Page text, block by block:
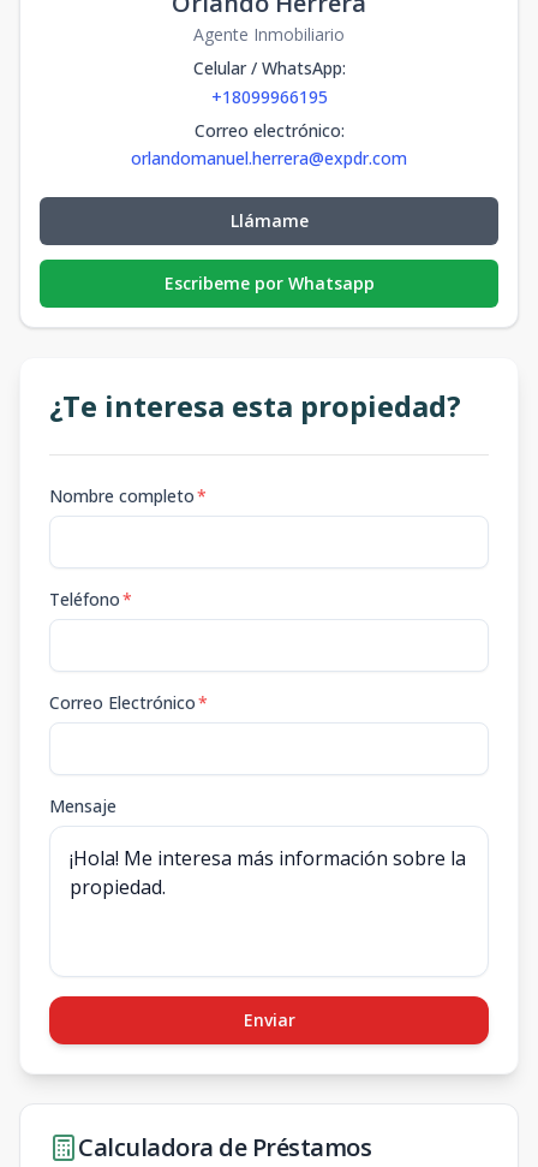
Agente Inmobiliario
Celular / WhatsApp:
+18099966195
Correo electrónico:
orlandomanuel.herrera@expdr.com
Llámame
Escribeme por Whatsapp
¿Te interesa esta propiedad?
Nombre completo*
Teléfono*
Correo Electrónico*
Mensaje
Enviar
Calculadora de Préstamos